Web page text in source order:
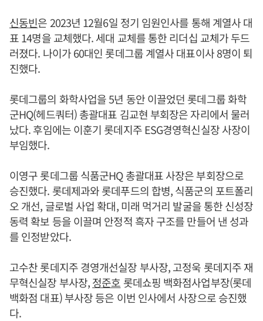
신동빈은 2023년 12월6일 정기 임원인사를 통해 계열사 대
표 14명을 교체했다. 세대 교체를 통한 리더십 교체가 두드
러졌다. 나이가 60대인 롯데그룹 계열사 대표이사 8명이 퇴
진했다.
롯데그룹의 화학사업을 5년 동안 이끌었던 롯데그룹 화학
군HQ(헤드쿼터) 총괄대표 김교현 부회장은 자리에서 물러
났다. 후임에는 이훈기 롯데지주 ESG경영혁신실장 사장이
부임했다.
이영구 롯데그룹 식품군HQ 총괄대표 사장은 부회장으로
승진했다. 롯데제과와 롯데푸드의 합병, 식품군의 포트폴리
오 개선, 글로벌 사업 확대, 미래 먹거리 발굴을 통한 신성장
동력 확보 등을 이끌며 안정적 흑자 구조를 만들어 낸 성과
를 인정받았다.
고수찬 롯데지주 경영개선실장 부사장, 고정욱 롯데지주 재
무혁신실장 부사장,정준호롯데쇼핑 백화점사업부장(롯데
백화점 대표) 부사장 등은 이번 인사에서 사장으로 승진했
다.